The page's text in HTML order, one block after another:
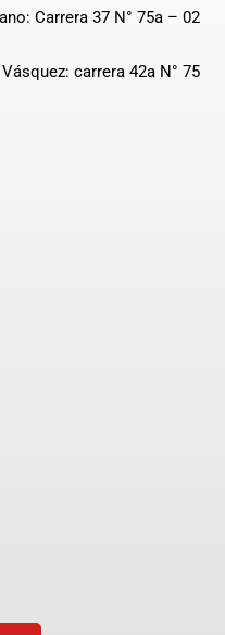
Carrera 37 N° 75a – 02
carrera 42a N° 75